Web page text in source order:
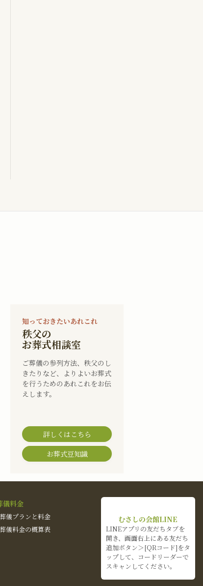
知っておきたいあれこれ
秩父の
お葬式相談室
ご葬儀の参列方法、秩父のし
きたりなど、よりよいお葬式
を行うためのあれこれをお伝
えします。
詳しくはこちら
お葬式豆知識
儀料金
儀プランと料金
儀料金の概算表
むさしの会館LINE
LINEアプリの友だちタブを
開き、画面右上にある友だち
追加ボタン＞[QRコード]をタ
ップして、コードリーダーで
スキャンしてください。